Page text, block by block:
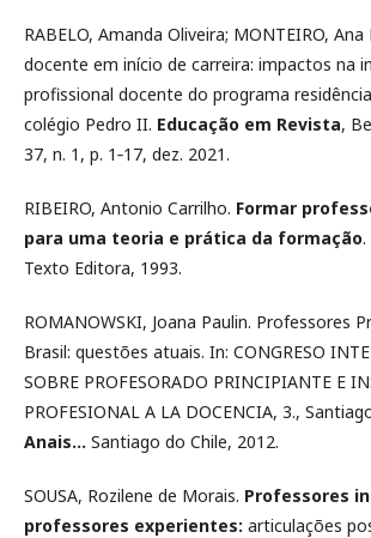
RABELO, Amanda Oliveira; MONTEIRO,
docente em início de carreira: impactos na
profissional docente do programa
colégio Pedro II. Educação em Revista,
37, n. 1, p. 1‐17, dez. 2021.
RIBEIRO, Antonio Carrilho. Formar
para uma teoria e prática da formação.
Texto Editora, 1993.
ROMANOWSKI, Joana Paulin. Professores
Brasil: questões atuais. In: CONGRESO
SOBRE PROFESORADO PRINCIPIANTE E
PROFESIONAL A LA DOCENCIA, 3.,
Anais... Santiago do Chile, 2012.
SOUSA, Rozilene de Morais. Professores
professores experientes: articulações